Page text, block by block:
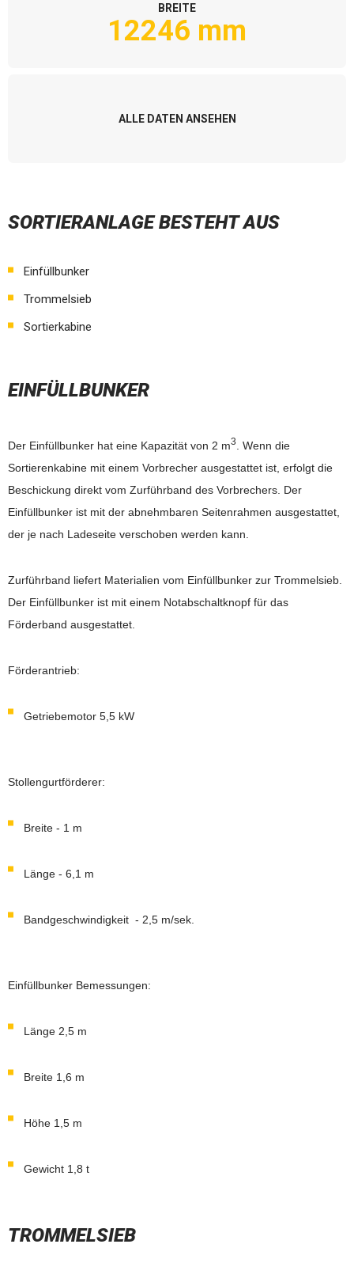
BREITE
12246 mm
ALLE DATEN ANSEHEN
SORTIERANLAGE BESTEHT AUS
Einfüllbunker
Trommelsieb
Sortierkabine
EINFÜLLBUNKER
Der Einfüllbunker hat eine Kapazität von 2 m3. Wenn die
Sortierenkabine mit einem Vorbrecher ausgestattet ist, erfolgt die
Beschickung direkt vom Zurführband des Vorbrechers. Der
Einfüllbunker ist mit der abnehmbaren Seitenrahmen ausgestattet,
der je nach Ladeseite verschoben werden kann.
Zurführband liefert Materialien vom Einfüllbunker zur Trommelsieb.
Der Einfüllbunker ist mit einem Notabschaltknopf für das
Förderband ausgestattet.
Förderantrieb:
Getriebemotor 5,5 kW
Stollengurtförderer:
Breite - 1 m
Länge - 6,1 m
Bandgeschwindigkeit - 2,5 m/sek.
Einfüllbunker Bemessungen:
Länge 2,5 m
Breite 1,6 m
Höhe 1,5 m
Gewicht 1,8 t
TROMMELSIEB